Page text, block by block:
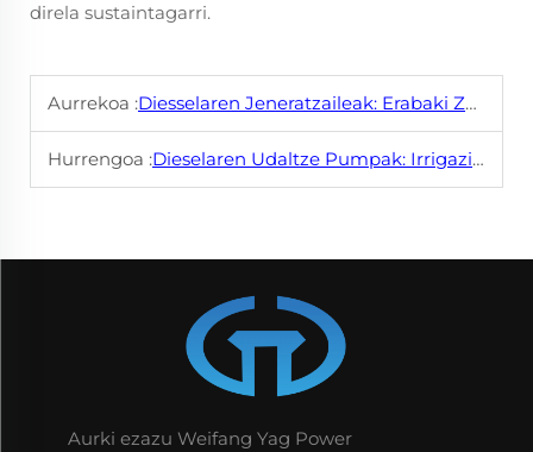
direla sustaintagarri.
Aurrekoa :Diesselaren Jeneratzaileak: Erabaki Zerintzako Argi Eginaketa
Hurrengoa :Dieselaren Udaltze Pumpak: Irrigazio Zailenentzako Soluzio Idealra
Aurki ezazu Weifang Yag Power